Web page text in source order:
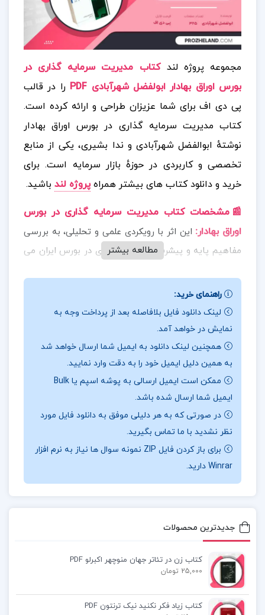
مجموعه پروژه لندکتاب مدیریت سرمایه گذاری در
بورس اوراق بهادار ابولفضل شهرآبادی PDF
را در قالب
پی دی اف برای شما عزیزان طراحی و ارائه کرده است.
کتاب مدیریت سرمایه گذاری در بورس اوراق بهادار
نوشتهٔ ابوالفضل شهرآبادی و ندا بشیری، یکی از منابع
تخصصی و کاربردی در حوزهٔ بازار سرمایه است. برای
خرید و دانلود کتاب های بیشتر همراهپروژه لند باشید.
📰مشخصات کتاب مدیریت سرمایه گذاری در بورس
اوراق بهادار: این اثر با رویکردی علمی و تحلیلی، به بررسی
مفاهیم پایه و پیشرفتهٔ سرمایه گذاری در بورس ایران می
و علاقه مندان به بازار سرمایه بسیار مناسب است. این
کتاب نه تنها برای دانشجویان، بلکه برای فعالان بازار
سرمایه که به دنبال تصمیم گیری های آگاهانه و علمی
هستند، منبعی ارزشمند به شمار می آید.
📖بخشی
اوراق بهادار :در این کتاب، نویسندگان ابتدا به نقش
بورس در اقتصاد و اهمیت سرمایه گذاری در رشد تولید
ملی می پردازند. سپس رفتار سرمایه گذاران در شرایط
مختلف بازار، از جمله قبل و بعد از شکل گیری حباب های
قیمتی، مورد بررسی قرار می گیرد. تحلیل های ارائه شده در
کتاب، هم جنبهٔ نظری دارند و هم با مثال های واقعی از
بازار بورس ایران همراه اند تا خواننده بتواند مفاهیم را بهتر
درک کند.از دیگر مباحث مهم کتاب می توان به بررسی
ابزارهای مالی، سازوکارهای بازار سرمایه، تحلیل بنیادی،
ارزیابی ریسک و بازده، و روان شناسی سرمایه گذاری
اشاره کرد.
📌 فهرست مطالب کتاب مدیریت سرمایه گذاری در
مطالعه بیشتر
راهنمای خرید:
لینک دانلود فایل بلافاصله بعد از پرداخت وجه به
نمایش در خواهد آمد.
همچنین لینک دانلود به ایمیل شما ارسال خواهد شد
به همین دلیل ایمیل خود را به دقت وارد نمایید.
ممکن است ایمیل ارسالی به پوشه اسپم یا Bulk
ایمیل شما ارسال شده باشد.
در صورتی که به هر دلیلی موفق به دانلود فایل مورد
نظر نشدید با ما تماس بگیرید.
برای باز کردن فایل ZIP نمونه سوال ها نیاز به نرم افزار
Winrar دارید.
جدیدترین محصولات
کتاب زن در تئاتر جهان منوچهر اکبرلو PDF
25,000 تومان
کتاب زیاد فکر نکنید نیک ترنتون PDF